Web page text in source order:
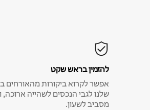
להזמין בראש שקט
אפשר לקרוא ביקורות מהאורחים
שלנו לגבי הנכסים לשהייה ארוכה,
מסביב לשעון.